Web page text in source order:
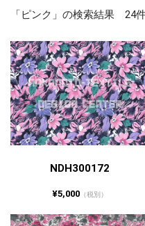
「ピンク」の検索結果 24
NDH300172
¥5,000 （税別）